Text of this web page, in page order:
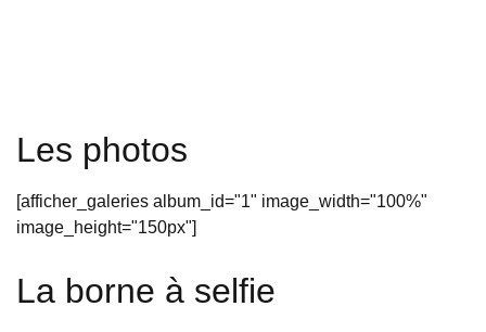
Les photos
[afficher_galeries album_id="1" image_width="100%"
image_height="150px"]
La borne à selfie